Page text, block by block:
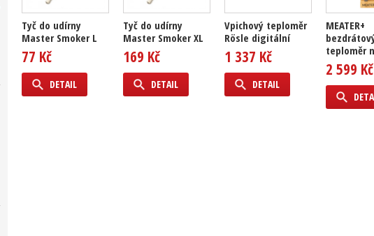
Tyč do udírny
Master Smoker L
77 Kč
DETAIL
Tyč do udírny
Master Smoker XL
169 Kč
DETAIL
Vpichový teploměr
Rösle digitální
1 337 Kč
DETAIL
MEATER+
teploměr
2 599 Kč